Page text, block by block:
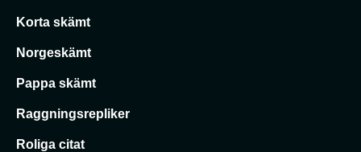
Korta skämt
Norgeskämt
Pappa skämt
Raggningsrepliker
Roliga citat